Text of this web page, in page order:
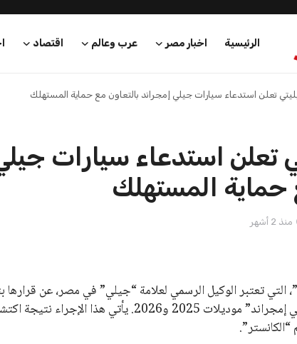
الرئيسية اخبار مصر عرب وعالم اقتصاد
تعلن استدعاء سيارات جيلي إمجراند بالتعاون مع حماية المستهلك
تعلن استدعاء سيارات
حماية المستهلك
منذ 2 أشهر
التي تعتبر الوكيل الرسمي لعلامة “جيلي” في مصر، عن قرارها
لمجموعة من سيارات “جيلي إمجراند” موديلات 2025